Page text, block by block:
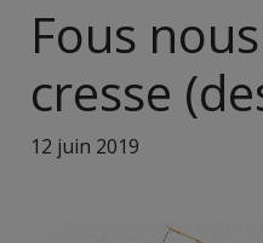
Fous
cresse
12 juin 2019